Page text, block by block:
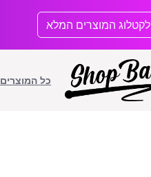
לקטלוג המוצרים המלא
כל המוצרים